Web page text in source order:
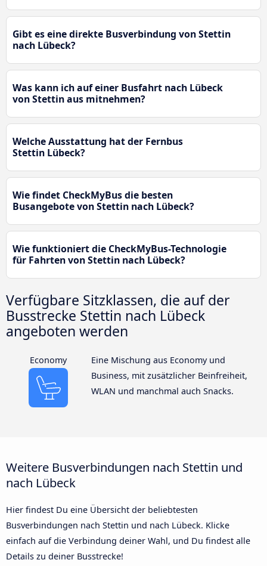
Gibt es eine direkte Busverbindung von Stettin
nach Lübeck?
Was kann ich auf einer Busfahrt nach Lübeck
von Stettin aus mitnehmen?
Welche Ausstattung hat der Fernbus
Stettin Lübeck?
Wie findet CheckMyBus die besten
Busangebote von Stettin nach Lübeck?
Wie funktioniert die CheckMyBus-Technologie
für Fahrten von Stettin nach Lübeck?
Verfügbare Sitzklassen, die auf der
Busstrecke Stettin nach Lübeck
angeboten werden
Economy
Eine Mischung aus Economy und
Business, mit zusätzlicher Beinfreiheit,
WLAN und manchmal auch Snacks.
Weitere Busverbindungen nach Stettin und
nach Lübeck
Hier findest Du eine Übersicht der beliebtesten
Busverbindungen nach Stettin und nach Lübeck. Klicke
einfach auf die Verbindung deiner Wahl, und Du findest alle
Details zu deiner Busstrecke!